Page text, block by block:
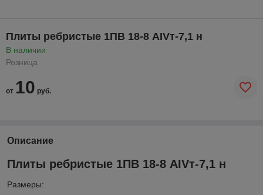
Плиты ребристые 1ПВ 18-8 АIVт-7,1 н
В наличии
Розница
от 10 руб.
Описание
Плиты ребристые 1ПВ 18-8 АIVт-7,1 н
Размеры: